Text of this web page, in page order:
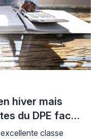
hiver mais
du DPE face
classe